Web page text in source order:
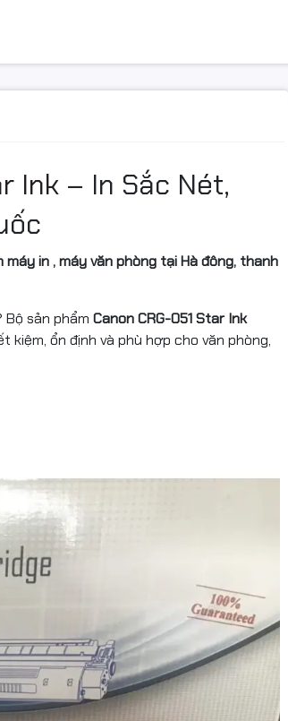
Ink – In Sắc Nét,
in , máy văn phòng tại Hà đông, thanh
sản phẩm Canon CRG-051 Star Ink
kiệm, ổn định và phù hợp cho văn phòng,